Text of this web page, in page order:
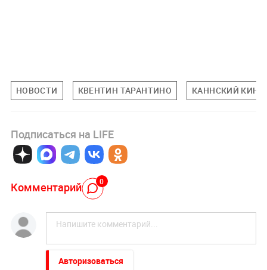
НОВОСТИ КВЕНТИН ТАРАНТИНО КАННСКИЙ
Подписаться на LIFE
Комментарий 0
Авторизоваться